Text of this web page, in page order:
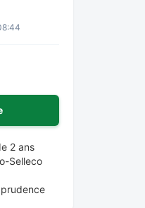
2 ans
Selleco